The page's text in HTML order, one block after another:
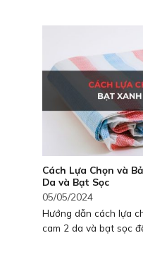
Cách Lựa Chọn và
Da và Bạt Sọc
05/05/2024
Hướng dẫn cách lựa
cam 2 da và bạt sọc